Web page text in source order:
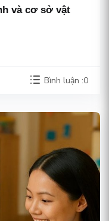
và cơ sở vật
Bình luận :0